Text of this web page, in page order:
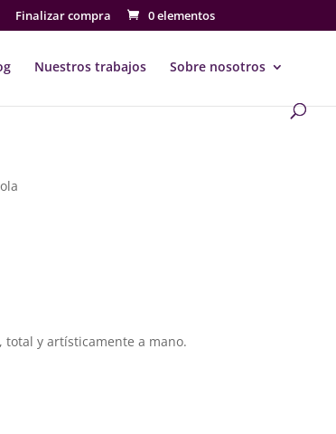
Finalizar compra 0 elementos
Nuestros trabajos Sobre nosotros
total y artísticamente a mano.